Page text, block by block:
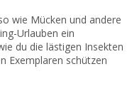
wie Mücken und andere
Urlauben ein
du die lästigen Insekten
Exemplaren schützen